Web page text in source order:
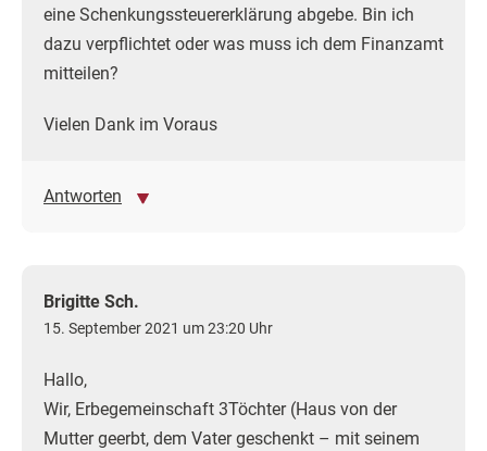
eine Schenkungssteuererklärung abgebe. Bin ich
dazu verpflichtet oder was muss ich dem Finanzamt
mitteilen?
Vielen Dank im Voraus
Antworten
Brigitte Sch.
15. September 2021 um 23:20 Uhr
Hallo,
Wir, Erbegemeinschaft 3Töchter (Haus von der
Mutter geerbt, dem Vater geschenkt – mit seinem